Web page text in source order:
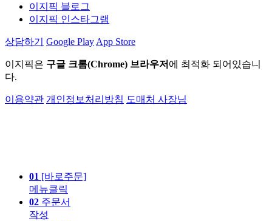
이지픽 블로그
이지픽 인스타그램
상담하기 Google Play App Store
이지픽은 구글 크롬(Chrome) 브라우저 에 최적화 되어있습니
다.
이용약관 개인정보처리방침 도매처 사장님
01 [바로주문]
메뉴클릭
02 주문서
작성